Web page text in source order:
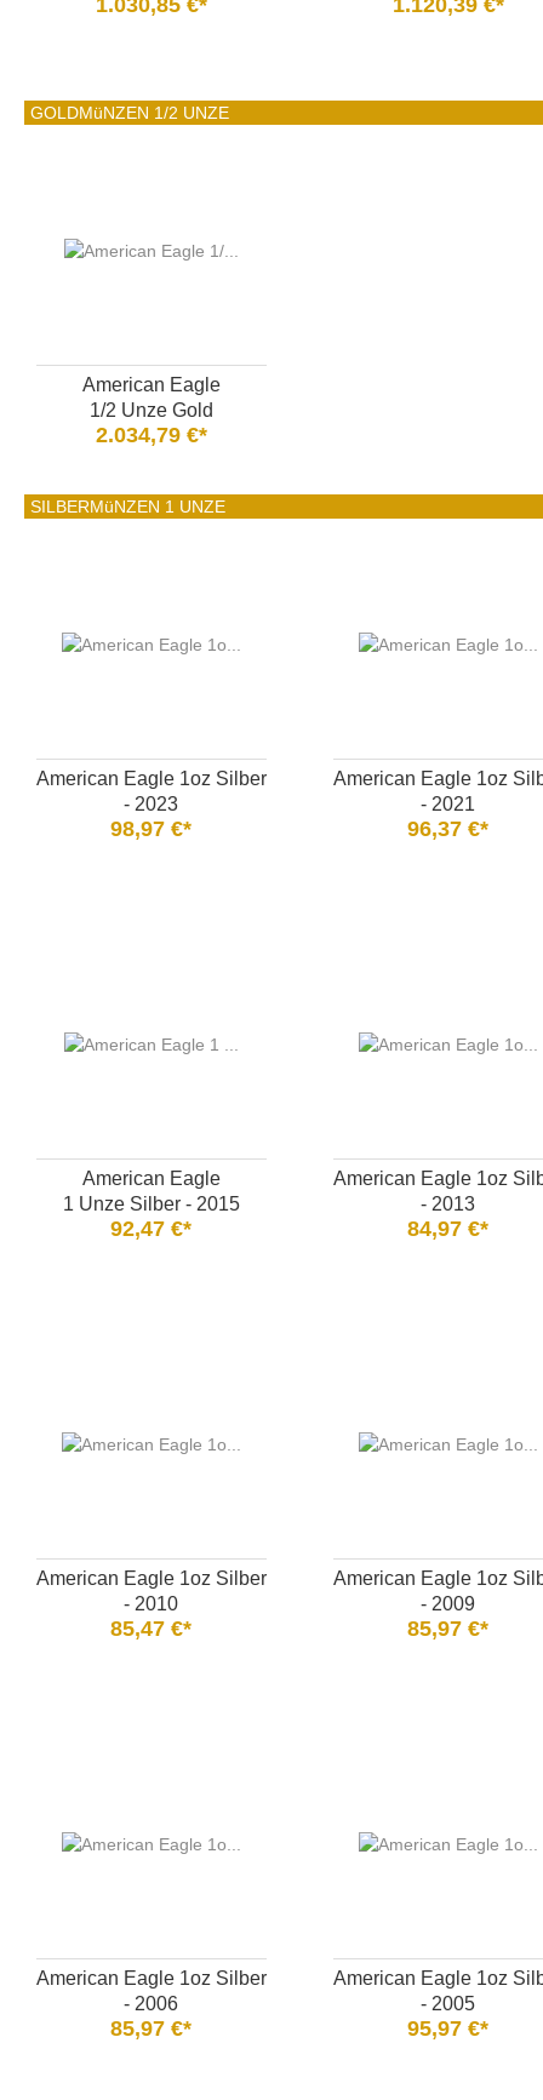
1.030,85 €* 1.120,39 €*
GOLDMüNZEN 1/2 UNZE
American Eagle
1/2 Unze Gold
2.034,79 €*
SILBERMüNZEN 1 UNZE
American Eagle 1oz Silber
- 2023
98,97 €*
American Eagle 1oz
- 2021
96,37 €*
American Eagle
1 Unze Silber - 2015
92,47 €*
American Eagle 1oz
- 2013
84,97 €*
American Eagle 1oz Silber
- 2010
85,47 €*
American Eagle 1oz
- 2009
85,97 €*
American Eagle 1oz Silber
- 2006
85,97 €*
American Eagle 1oz
- 2005
95,97 €*